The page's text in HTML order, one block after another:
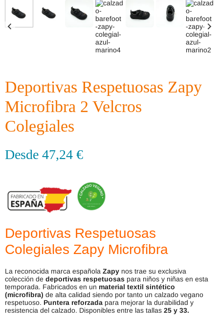
Deportivas Respetuosas Zapy
Microfibra 2 Velcros
Colegiales
Desde 47,24 €
Deportivas Respetuosas
Colegiales Zapy Microfibra
La reconocida marca española Zapy nos trae su exclusiva
colección de deportivas respetuosas para niños y niñas en esta
temporada. Fabricados en un material textil sintético
(microfibra) de alta calidad siendo por tanto un calzado vegano
respetuoso. Puntera reforzada para mejorar la durabilidad y
resistencia del calzado. Disponibles entre las tallas 25 y 33.